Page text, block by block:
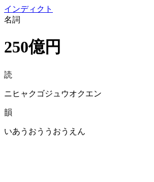
インディクト
名詞
250億円
読
ニヒャクゴジュウオクエン
韻
いあうおううおうえん